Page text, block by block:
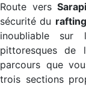
Route vers
sécurité du rafting
inoubliable sur
pittoresques
parcours que
trois sections